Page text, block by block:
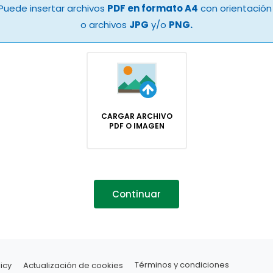
insertar archivos PDF en formato A4 con
o archivos JPG y/o PNG.
CARGAR ARCHIVO
PDF O IMAGEN
Continuar
Actualización de cookies Términos y condiciones